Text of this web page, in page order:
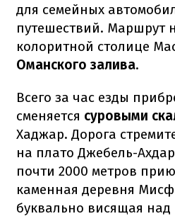
для семейных
путешествий. Маршрут
колоритной столице
Оманского залива.
Всего за час езды
сменяется суровыми
Хаджар. Дорога
на плато Джебель-
почти 2000 метров
каменная деревня
буквально висящая